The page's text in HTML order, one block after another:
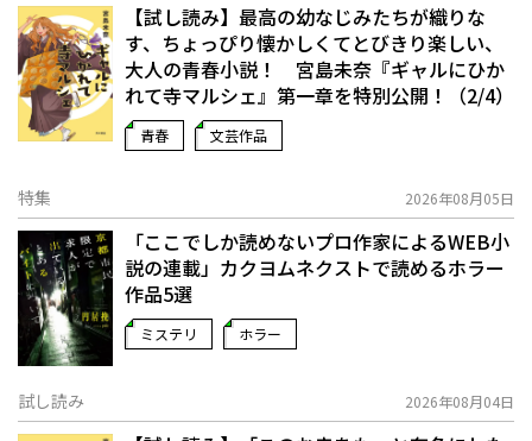
【試し読み】最高の幼なじみたちが織りな
す、ちょっぴり懐かしくてとびきり楽しい、
大人の青春小説！ 宮島未奈『ギャルにひか
れて寺マルシェ』第一章を特別公開！（2/4）
青春 文芸作品
特集 2026年08月05日
「ここでしか読めないプロ作家によるWEB小
説の連載」――カクヨムネクストで読めるホラー
作品5選
ミステリ ホラー
試し読み 2026年08月04日